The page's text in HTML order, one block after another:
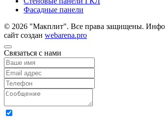
Фасадные панели
© 2026 "Макплит". Все права защищены.
сайт создан webarena.pro
Связаться с нами